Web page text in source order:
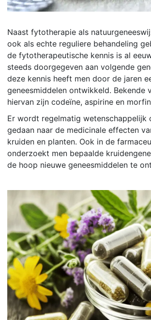
Naast fytotherapie als
ook als echte reguliere behandeling
de fytotherapeutische kennis is al
steeds doorgegeven aan volgende
deze kennis heeft men door de jaren
geneesmiddelen ontwikkeld. Bekende
hiervan zijn codeïne, aspirine en
Er wordt regelmatig wetenschappelijk
gedaan naar de medicinale effecten
kruiden en planten. Ook in de
onderzoekt men bepaalde
de hoop nieuwe geneesmiddelen te